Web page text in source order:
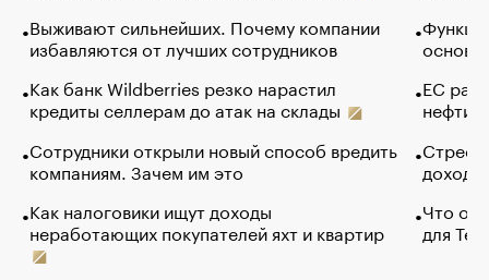
Выживают сильнейших. Почему компании
избавляются от лучших сотрудников
Как банк Wildberries резко нарастил
кредиты селлерам до атак на склады
Сотрудники открыли новый способ вредить
компаниям. Зачем им это
Как налоговики ищут доходы
неработающих покупателей яхт и квартир
основ
ЕС
нефти
Что
для